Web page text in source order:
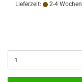
Lieferzeit:
2-4 Wochen